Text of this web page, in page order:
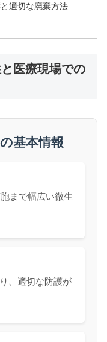
適切な廃棄方法
医療現場での
基本情報
まで幅広い微生
、適切な防護が